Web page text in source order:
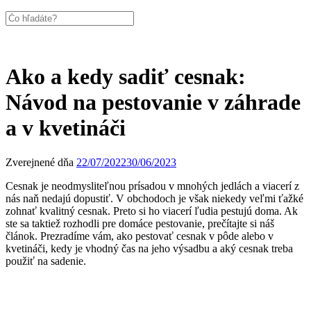
Ako a kedy sadiť cesnak:
Návod na pestovanie v záhrade
a v kvetináči
Zverejnené dňa 22/07/202230/06/2023
Cesnak je neodmysliteľnou prísadou v mnohých jedlách a viacerí z
nás naň nedajú dopustiť. V obchodoch je však niekedy veľmi ťažké
zohnať kvalitný cesnak. Preto si ho viacerí ľudia pestujú doma. Ak
ste sa taktiež rozhodli pre domáce pestovanie, prečítajte si náš
článok. Prezradíme vám, ako pestovať cesnak v pôde alebo v
kvetináči, kedy je vhodný čas na jeho výsadbu a aký cesnak treba
použiť na sadenie.